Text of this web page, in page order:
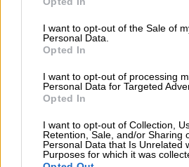
use your data for below specified
consent section.
I want to opt-out of the Sale of
Personal Data.
Opted In
I want to opt-out of processing
Personal Data for Targeted
Opted In
I want to opt-out of Collection,
Retention, Sale, and/or Sharing
Personal Data that Is Unrelated
Purposes for which it was
Ούτε μια χώρατου πλανήτη
σε επαρκή βαθμό
διεθνή έκθεση από τον
Οργανισμό Υγείας
έγκριτο ιατρικό
κοινή Επιτροπή 40
φορέων, με επικεφαλής